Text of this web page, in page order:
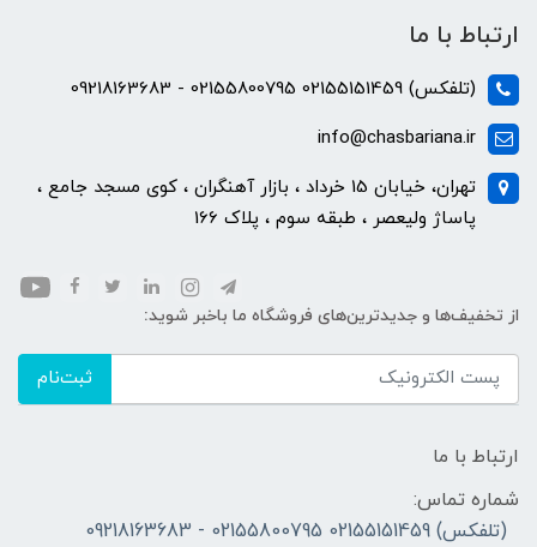
ارتباط با ما
(تلفکس) 02155151459 02155800795 - 09218163683
info@chasbariana.ir
تهران، خیابان 15 خرداد ، بازار آهنگران ، کوی مسجد جامع ،
پاساژ ولیعصر ، طبقه سوم ، پلاک 166
از تخفیف‌ها و جدیدترین‌های فروشگاه ما باخبر شوید:
ثبت‌نام
ارتباط با ما
شماره تماس:
(تلفکس) 02155151459 02155800795 - 09218163683